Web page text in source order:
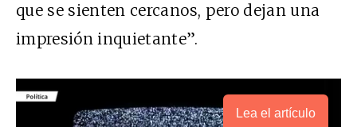
que se sienten cercanos, pero dejan una
impresión inquietante”.
Lea el artículo